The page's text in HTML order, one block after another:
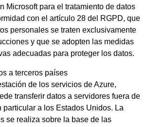
Microsoft para el tratamiento de datos
con el artículo 28 del RGPD, que
personales se traten exclusivamente
y que se adopten las medidas
adecuadas para proteger los datos.
a terceros países
de los servicios de Azure,
transferir datos a servidores fuera de
particular a los Estados Unidos. La
se realiza sobre la base de las